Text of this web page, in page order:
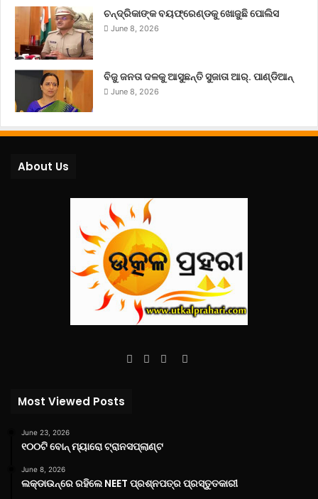
ଚନ୍ଦ୍ରିକାଙ୍କ ବୟଫ୍ରେଣ୍ଡକୁ ଖୋଜୁଛି ପୋଲିସ
June 8, 2026
ବିଜୁ ଜନତା ଦଳକୁ ଆସୁଛନ୍ତି ସୁଜାତା ଆର୍‌. ପାଣ୍ଡିଆନ୍
June 8, 2026
About Us
Facebook
TwitterYouTube
Instagram
Most Viewed Posts
June 23, 2026
୧୦୦ଟି ବୋନ୍ ମ୍ୟାରୋ ଟ୍ରାନସପ୍ଲାଣ୍ଟ
June 8, 2026
ଲକ୍‌ଡାଉନ୍‌ରେ ରହିଲେ NEET ପ୍ରଶ୍ନପତ୍ର ପ୍ରସ୍ତୁତକାରୀ